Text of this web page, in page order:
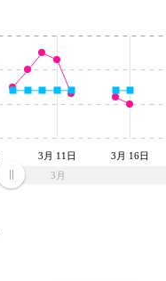
3月
3月 11日 3月 16日